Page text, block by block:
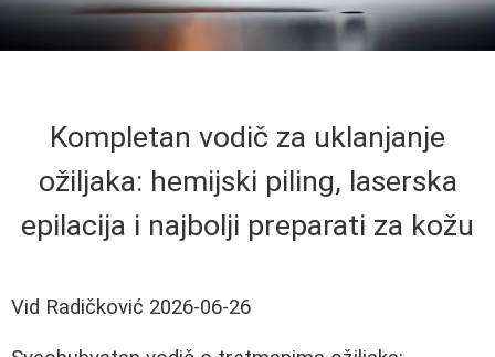
Kompletan vodič za uklanjanje
ožiljaka: hemijski piling, laserska
epilacija i najbolji preparati za kožu
Vid Radičković 2026-06-26